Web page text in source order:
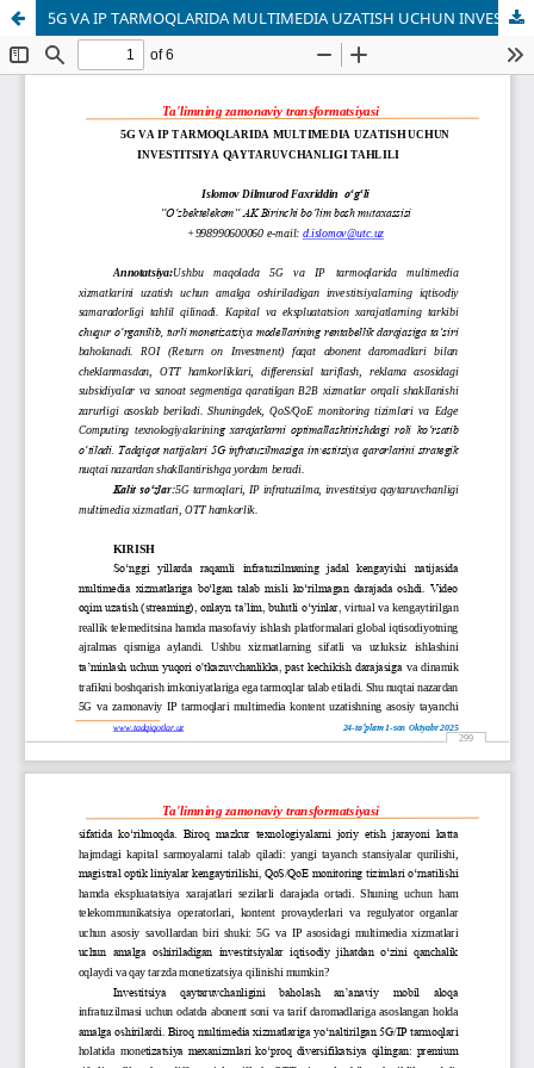
5G VA IP TARMOQLARIDA MULTIMEDIA UZATISH UCHUN INVESTITSIYA QAYTARUVCHANLIGI TAHLILI